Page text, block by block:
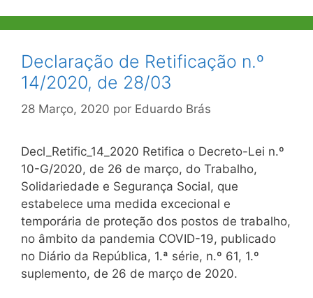
Declaração de Retificação n.º
14/2020, de 28/03
28 Março, 2020 por Eduardo Brás
Decl_Retific_14_2020 Retifica o Decreto-Lei n.º
10-G/2020, de 26 de março, do Trabalho,
Solidariedade e Segurança Social, que
estabelece uma medida excecional e
temporária de proteção dos postos de trabalho,
no âmbito da pandemia COVID-19, publicado
no Diário da República, 1.ª série, n.º 61, 1.º
suplemento, de 26 de março de 2020.